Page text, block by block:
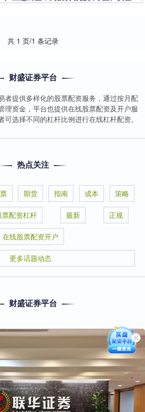
共 1 页/1 条记录
财盛证券平台
者提供多样化的股票配资服务，通过按月配
理资金，平台也提供在线股票配资及开户服
选择不同的杠杆比例进行在线杠杆配资。
热点关注
期货 指南 成本 策略
配资杠杆 最新 正规
在线股票配资开户
更多话题动态
财盛证券平台